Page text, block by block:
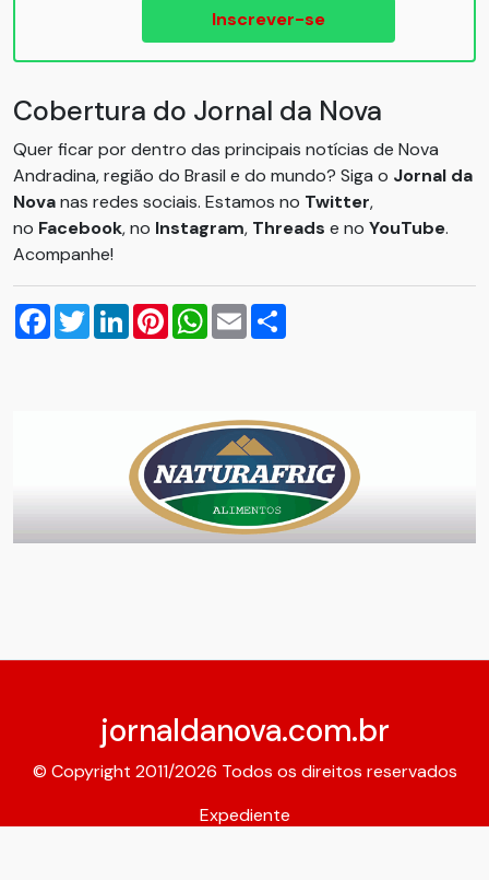
Inscrever-se
Cobertura do Jornal da Nova
Quer ficar por dentro das principais notícias de Nova
Andradina, região do Brasil e do mundo? Siga o Jornal da
Novanas redes sociais. Estamos no Twitter,
no Facebook, no Instagram, Threads e no YouTube.
Acompanhe!
Facebook
TwitterLinkedInPinterestWhatsApp
Email
jornaldanova.com.br
© Copyright 2011/2026 Todos os direitos reservados
Expediente